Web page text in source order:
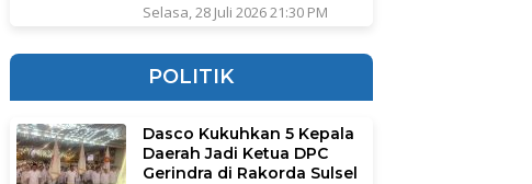
Selasa, 28 Juli 2026 21:30 PM
POLITIK
Dasco Kukuhkan 5 Kepala
Daerah Jadi Ketua DPC
Gerindra di Rakorda Sulsel